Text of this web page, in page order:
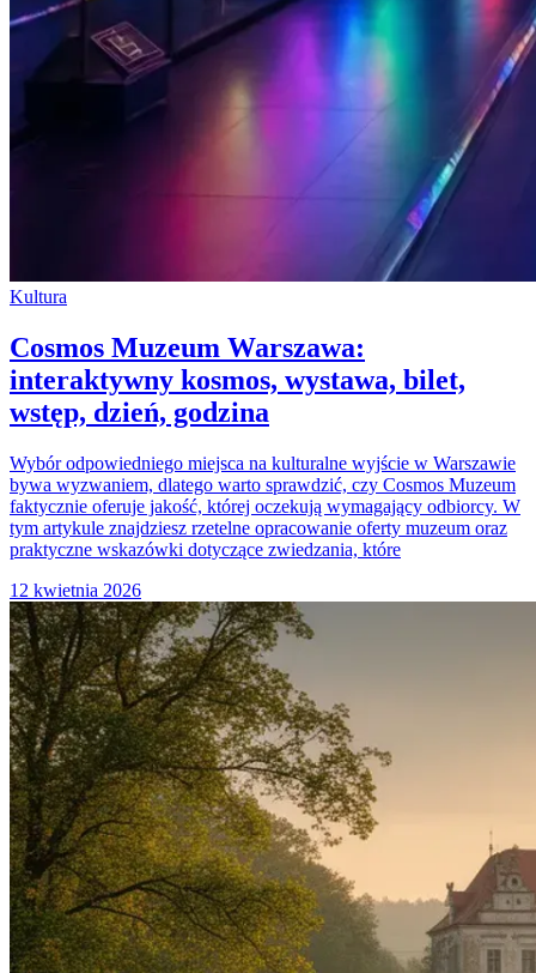
Kultura
Cosmos Muzeum Warszawa:
interaktywny kosmos, wystawa, bilet,
wstęp, dzień, godzina
Wybór odpowiedniego miejsca na kulturalne wyjście w Warszawie
bywa wyzwaniem, dlatego warto sprawdzić, czy Cosmos Muzeum
faktycznie oferuje jakość, której oczekują wymagający odbiorcy. W
tym artykule znajdziesz rzetelne opracowanie oferty muzeum oraz
praktyczne wskazówki dotyczące zwiedzania, które
12 kwietnia 2026